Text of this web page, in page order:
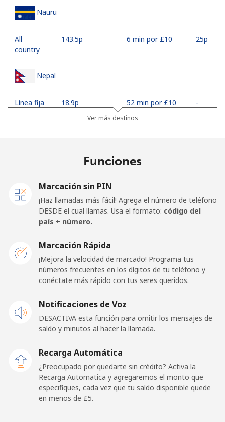
Nauru
All
country
⁦143.5p⁩ 6 min por ⁦£10⁩ ⁦25p⁩
Nepal
Línea fija ⁦18.9p⁩ 52 min por ⁦£10⁩ -
⁦18.5p⁩ 54 min por ⁦£10⁩ ⁦11p⁩
Línea fija ⁦34.9p⁩ 28 min por ⁦£10⁩
⁦37.9p⁩ 26 min por ⁦£10⁩
New Zealand
Celular ⁦5.5p⁩
Nicaragua
Ver más destinos
Funciones
Marcación sin PIN
¡Haz llamadas más fácil! Agrega el número de teléfono
DESDE el cual llamas. Usa el formato: código del
país + número.
Marcación Rápida
¡Mejora la velocidad de marcado! Programa tus
números frecuentes en los dígitos de tu teléfono y
conéctate más rápido con tus seres queridos.
Notificaciones de Voz
DESACTIVA esta función para omitir los mensajes de
saldo y minutos al hacer la llamada.
Recarga Automática
¿Preocupado por quedarte sin crédito? Activa la
Recarga Automatica y agregaremos el monto que
especifiques, cada vez que tu saldo disponible quede
en menos de ⁦£5⁩.